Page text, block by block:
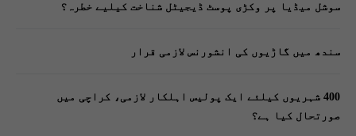
سوشل میڈیا پر وکڑی پوسٹ ڈیجیٹل شناخت کیلیے خطرہ؟
سندھ میں گاڑیوں کی انشورنس لازمی قرار
400 شہریوں کیلئے ایک پولیس اہلکار لازمی، کراچی میں
صورتحال کیا ہے؟